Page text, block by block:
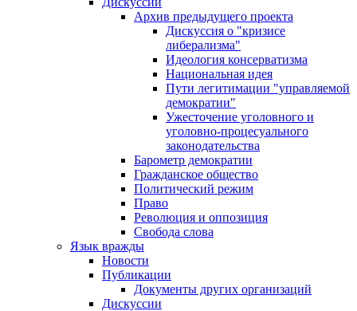
Архив предыдущего проекта
Дискуссия о "кризисе
либерализма"
Идеология консерватизма
Национальная идея
Пути легитимации "управляемой
демократии"
Ужесточение уголовного и
уголовно-процесуального
законодательства
Барометр демократии
Гражданское общество
Политический режим
Право
Революция и оппозиция
Свобода слова
Язык вражды
Новости
Публикации
Документы других организаций
Дискуссии